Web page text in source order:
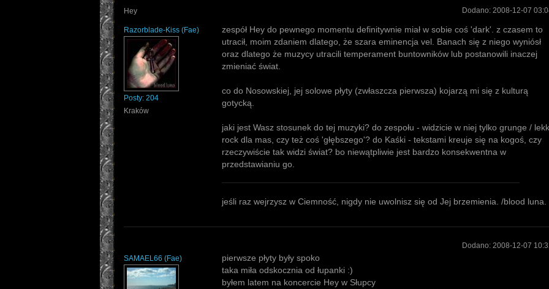
Hey Dodano: 2008-12-07
Razorblade-Kiss (Fae)
Posty: 204
Kraków
zespół Hey do pewnego momentu definitywnie miał w sobie coś 'dark'. z czasem to
utracił, moim zdaniem dlatego, że szara eminencja vel. Banach się z niego wyniósł
oraz dlatego że muzycy utracili temperament buntowników lub postanowili inaczej
zmieniać świat.
co do Nosowskiej, jej solowe płyty (zwłaszcza pierwsza) kojarzą mi się z kulturą
gotycką.
jaki jest Wasz stosunek do tej muzyki? do zespołu - widzicie w niej tylko grunge /
rock dla mas, czy też coś 'głębszego'? do Kaśki - tekstami kreuje się na kogoś, czy
rzeczywiście tak widzi świat? bo niewątpliwie jest bardzo konsekwentna w
przedstawianiu go.
jeśli raz wejrzysz w Ciemność, nigdy nie uwolnisz się od Jej brzemienia. /blood luna.
Dodano: 2008-12-07
SAMAEL66 (Fae)
pierwsze płyty były spoko
taka miła odskocznia od łupanki :)
byłem latem na koncercie Hey w Słupcy